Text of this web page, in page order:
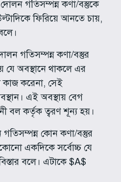
গতিসম্পন্ন কণা/বস্তুকে
ফিরিয়ে আনতে চায়,
গতিসম্পন্ন কণা/বস্তুর
যে অবস্থানে থাকলে এর
করেনা, সেই
এই অবস্থায় বেগ
বল কর্তৃক ত্বরণ শূন্য হয়।
কোন কণা/বস্তুর
একদিকে সর্বোচ্চ যে
বলে। এটাকে $A$